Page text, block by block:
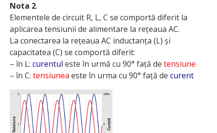
Nota 2.
Elementele de circuit R, L, C se comportă diferit la
aplicarea tensiunii de alimentare la rețeaua AC.
La conectarea la rețeaua AC inductanța (L) și
capacitatea (C) se comportă diferit:
– în L: curentul este în urmă cu 90° față de tensiune
– în C: tensiunea este în urma cu 90° față de curent